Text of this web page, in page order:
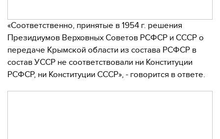
«Соответственно, принятые в 1954 г. решения
Президиумов Верховных Советов РСФСР и СССР о
передаче Крымской области из состава РСФСР в
состав УССР не соответствовали ни Конституции
РСФСР, ни Конституции СССР», - говорится в ответе.